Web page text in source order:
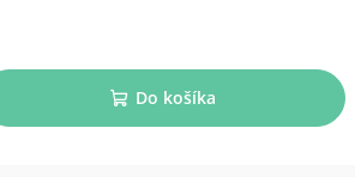
Do košíka